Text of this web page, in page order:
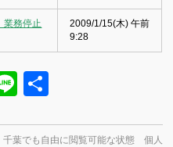
業務停止
2009/1/15(木) 午前
9:28
Line
千葉でも自由に閲覧可能な状態 個人